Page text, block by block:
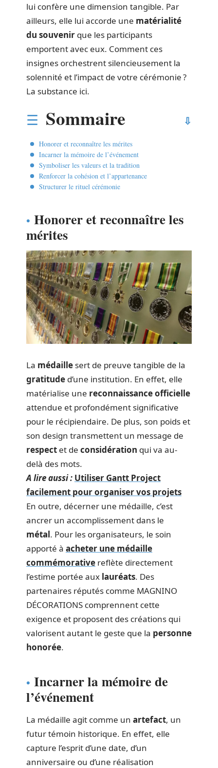
lui confère une dimension tangible. Par
ailleurs, elle lui accorde une matérialité
du souvenir que les participants
emportent avec eux. Comment ces
insignes orchestrent silencieusement la
solennité et l’impact de votre cérémonie ?
La substance ici.
Sommaire
Honorer et reconnaître les mérites
Incarner la mémoire de l’événement
Symboliser les valeurs et la tradition
Renforcer la cohésion et l’appartenance
Structurer le rituel cérémonie
Honorer et reconnaître les
mérites
La médaille sert de preuve tangible de la
gratitude d’une institution. En effet, elle
matérialise une reconnaissance officielle
attendue et profondément significative
pour le récipiendaire. De plus, son poids et
son design transmettent un message de
respect et de considération qui va au-
delà des mots.
A lire aussi : Utiliser Gantt Project
facilement pour organiser vos projets
En outre, décerner une médaille, c’est
ancrer un accomplissement dans le
métal. Pour les organisateurs, le soin
apporté à acheter une médaille
commémorative reflète directement
l’estime portée aux lauréats. Des
partenaires réputés comme MAGNINO
DÉCORATIONS comprennent cette
exigence et proposent des créations qui
valorisent autant le geste que la personne
honorée.
Incarner la mémoire de
l’événement
La médaille agit comme un artefact, un
futur témoin historique. En effet, elle
capture l’esprit d’une date, d’un
anniversaire ou d’une réalisation